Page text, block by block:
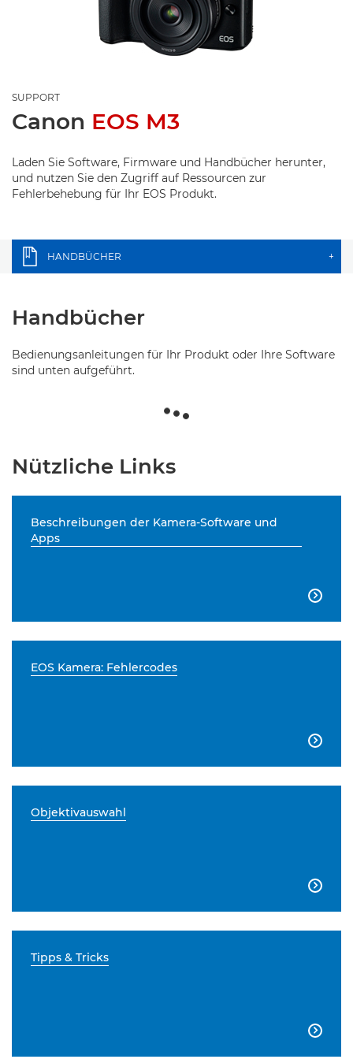
SUPPORT
Canon EOS M3
Laden Sie Software, Firmware und Handbücher herunter,
und nutzen Sie den Zugriff auf Ressourcen zur
Fehlerbehebung für Ihr EOS Produkt.
HANDBÜCHER +
Handbücher
Bedienungsanleitungen für Ihr Produkt oder Ihre Software
sind unten aufgeführt.
Nützliche Links
Beschreibungen der Kamera-Software und
Apps

EOS Kamera: Fehlercodes

Objektivauswahl

Tipps & Tricks
